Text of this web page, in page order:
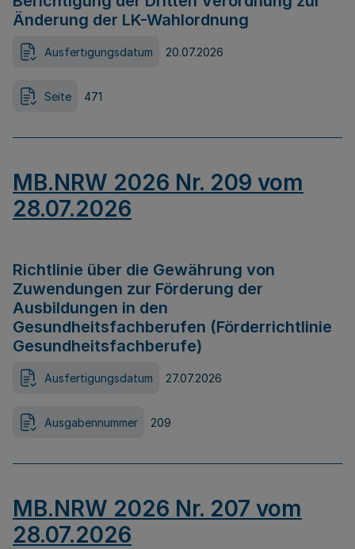
Änderung der LK-Wahlordnung
Ausfertigungsdatum 20.07.2026
Seite 471
MB.NRW 2026 Nr. 209 vom
28.07.2026
Richtlinie über die Gewährung von
Zuwendungen zur Förderung der
Ausbildungen in den
Gesundheitsfachberufen (Förderrichtlinie
Gesundheitsfachberufe)
Ausfertigungsdatum 27.07.2026
Ausgabennummer 209
MB.NRW 2026 Nr. 207 vom
28.07.2026